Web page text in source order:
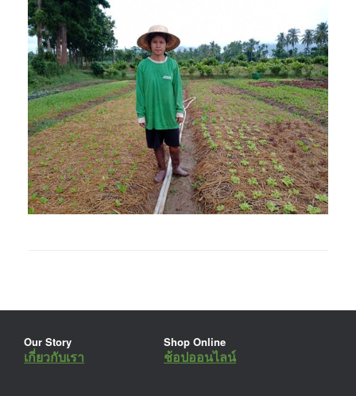
Our Story
เกี่ยวกับเรา
Shop Online
ช้อปออนไลน์